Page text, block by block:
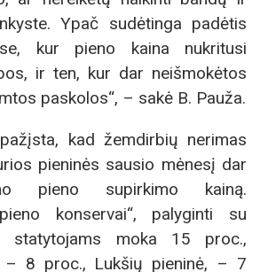
Ypač sudėtinga padėtis
kur pieno kaina nukritusi
ir ten, kur dar neišmokėtos
paskolos“, – sakė B. Pauža.
kad žemdirbių nerimas
pieninės sausio mėnesį dar
pieno supirkimo kainą.
konservai“, palyginti su
statytojams moka 15 proc.,
– 8 proc., Lukšių pieninė, – 7